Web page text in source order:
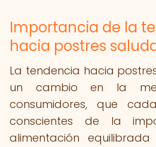
Importancia de la
hacia postres
La tendencia hacia
un cambio en la
consumidores, que
conscientes de la
alimentación